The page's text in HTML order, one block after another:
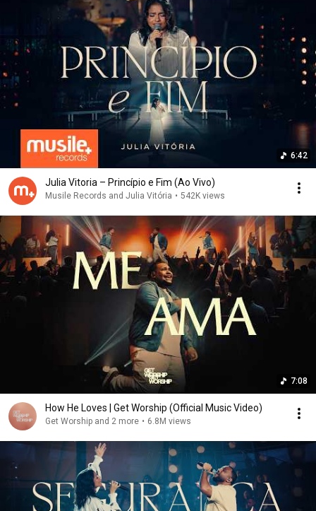
todos juntos numa ocasião em que não podemos deixar
de ir de maneira alguma, que é nas bodas do cordeiro ❤️
será um dia impecável, glórias a Jesus sempre!!!
6:42
Julia Vitoria – Princípio e Fim (Ao Vivo)
Musile Records and Julia Vitória • 542K views
7:08
How He Loves | Get Worship (Official Music Video)
Get Worship and 2 more • 6.8M views